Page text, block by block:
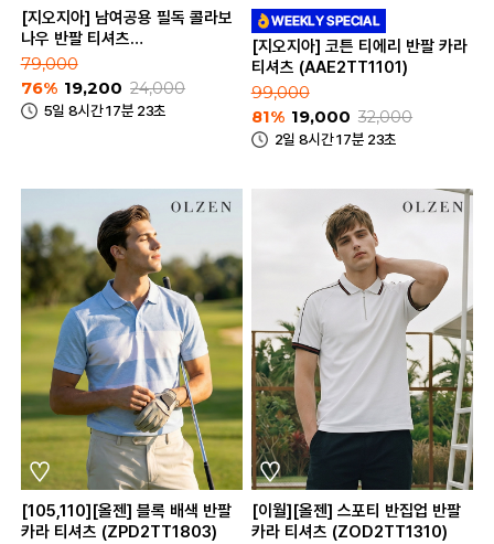
[지오지아] 남여공용 필독 콜라보
나우 반팔 티셔츠
(ABE2TR3183)
79,000
76% 19,200 24,000
5일 8시간 17분 23초
[지오지아] 코튼 티에리 반팔 카라
티셔츠 (AAE2TT1101)
99,000
81% 19,000 32,000
2일 8시간 17분 23초
[105,110][올젠] 블록 배색 반팔
카라 티셔츠 (ZPD2TT1803)
[이월][올젠] 스포티 반집업 반팔
카라 티셔츠 (ZOD2TT1310)